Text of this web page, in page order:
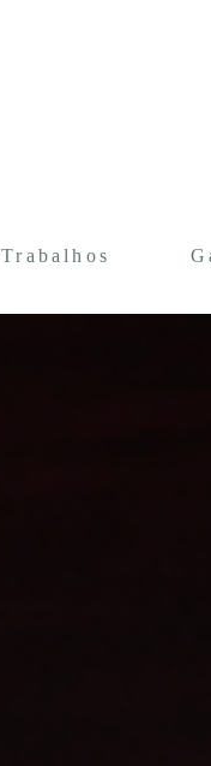
Trabalhos